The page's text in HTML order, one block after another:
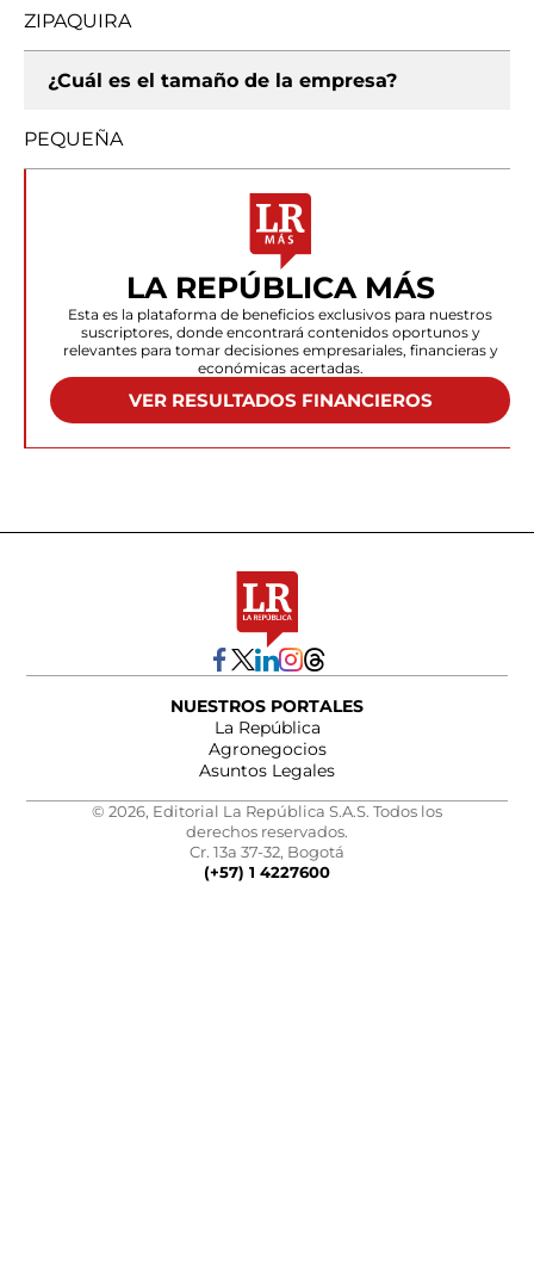
ZIPAQUIRA
¿Cuál es el tamaño de la empresa?
PEQUEÑA
LA REPÚBLICA MÁS
Esta es la plataforma de beneficios exclusivos para nuestros
suscriptores, donde encontrará contenidos oportunos y
relevantes para tomar decisiones empresariales, financieras y
económicas acertadas.
VER RESULTADOS FINANCIEROS
NUESTROS PORTALES
La República
Agronegocios
Asuntos Legales
© 2026, Editorial La República S.A.S. Todos los
derechos reservados.
Cr. 13a 37-32, Bogotá
(+57) 1 4227600